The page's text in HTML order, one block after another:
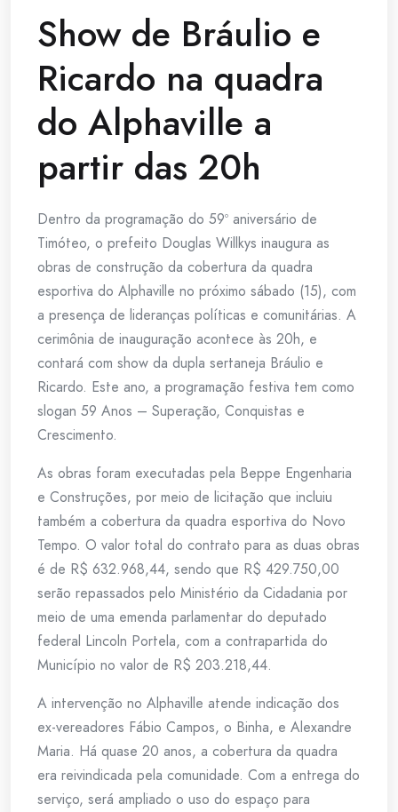
Show de Bráulio e
Ricardo na quadra
do Alphaville a
partir das 20h
Dentro da programação do 59º aniversário de
Timóteo, o prefeito Douglas Willkys inaugura as
obras de construção da cobertura da quadra
esportiva do Alphaville no próximo sábado (15), com
a presença de lideranças políticas e comunitárias. A
cerimônia de inauguração acontece às 20h, e
contará com show da dupla sertaneja Bráulio e
Ricardo. Este ano, a programação festiva tem como
slogan 59 Anos – Superação, Conquistas e
Crescimento.
As obras foram executadas pela Beppe Engenharia
e Construções, por meio de licitação que incluiu
também a cobertura da quadra esportiva do Novo
Tempo. O valor total do contrato para as duas obras
é de R$ 632.968,44, sendo que R$ 429.750,00
serão repassados pelo Ministério da Cidadania por
meio de uma emenda parlamentar do deputado
federal Lincoln Portela, com a contrapartida do
Município no valor de R$ 203.218,44.
A intervenção no Alphaville atende indicação dos
ex-vereadores Fábio Campos, o Binha, e Alexandre
Maria. Há quase 20 anos, a cobertura da quadra
era reivindicada pela comunidade. Com a entrega do
serviço, será ampliado o uso do espaço para